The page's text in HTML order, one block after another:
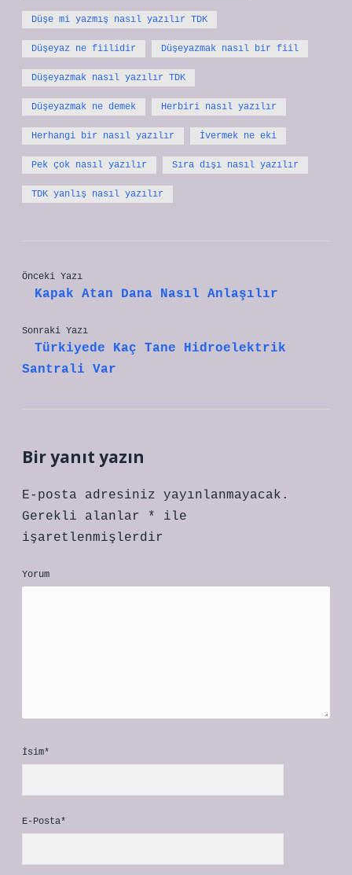
Düşe mi yazmış nasıl yazılır TDK
Düşeyaz ne fiilidir Düşeyazmak nasıl bir fiil
Düşeyazmak nasıl yazılır TDK
Düşeyazmak ne demek Herbiri nasıl yazılır
Herhangi bir nasıl yazılır İvermek ne eki
Pek çok nasıl yazılır Sıra dışı nasıl yazılır
TDK yanlış nasıl yazılır
Önceki Yazı
Kapak Atan Dana Nasıl Anlaşılır
Sonraki Yazı
Türkiyede Kaç Tane Hidroelektrik
Santrali Var
Bir yanıt yazın
E-posta adresiniz yayınlanmayacak.
Gerekli alanlar
*
ile
işaretlenmişlerdir
Yorum
İsim*
E-Posta*